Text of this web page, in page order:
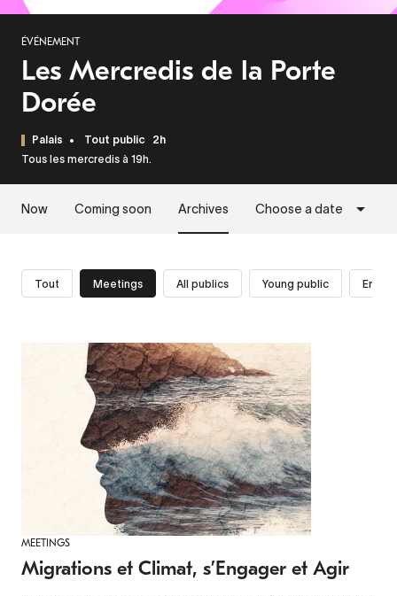
ÉVÉNEMENT
Les Mercredis de la Porte
Dorée
Palais Tout public 2h
Tous les mercredis à 19h.
Now Coming soon Archives Choose a date
Tout Meetings All publics Young public
MEETINGS
Migrations et Climat, s’Engager et Agir